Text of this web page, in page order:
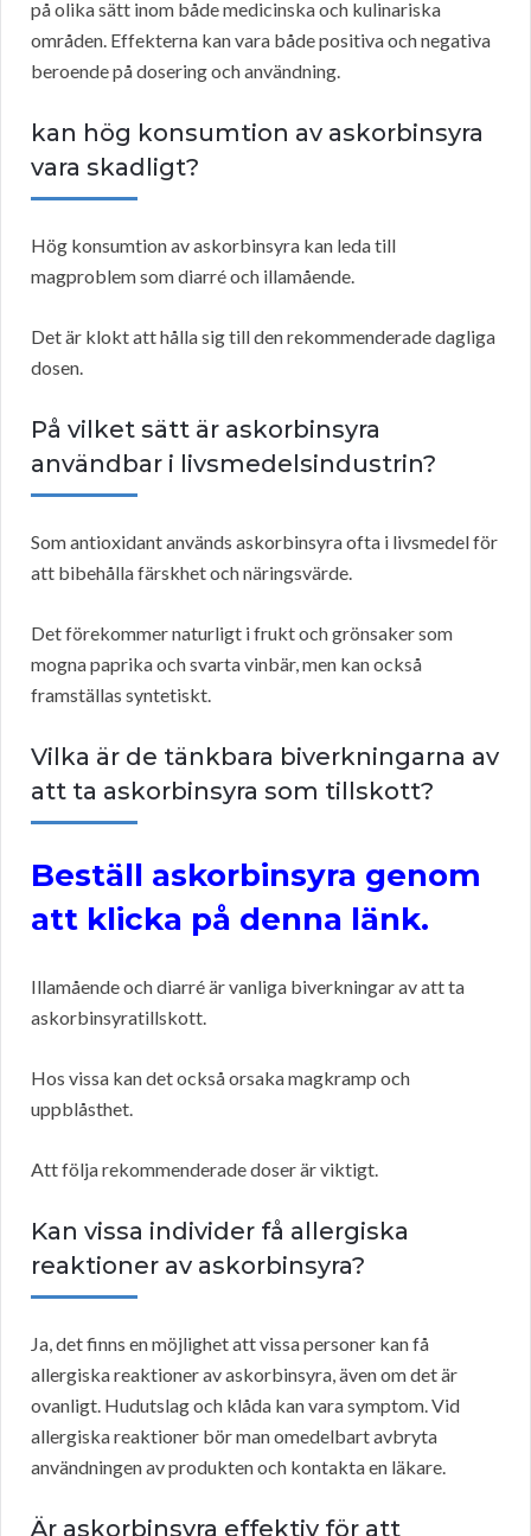
på olika sätt inom både medicinska och kulinariska
områden. Effekterna kan vara både positiva och negativa
beroende på dosering och användning.
kan hög konsumtion av askorbinsyra
vara skadligt?
Hög konsumtion av askorbinsyra kan leda till
magproblem som diarré och illamående.
Det är klokt att hålla sig till den rekommenderade dagliga
dosen.
På vilket sätt är askorbinsyra
användbar i livsmedelsindustrin?
Som antioxidant används askorbinsyra ofta i livsmedel för
att bibehålla färskhet och näringsvärde.
Det förekommer naturligt i frukt och grönsaker som
mogna paprika och svarta vinbär, men kan också
framställas syntetiskt.
Vilka är de tänkbara biverkningarna av
att ta askorbinsyra som tillskott?
Beställ askorbinsyra genom
att klicka på denna länk.
Illamående och diarré är vanliga biverkningar av att ta
askorbinsyratillskott.
Hos vissa kan det också orsaka magkramp och
uppblåsthet.
Att följa rekommenderade doser är viktigt.
Kan vissa individer få allergiska
reaktioner av askorbinsyra?
Ja, det finns en möjlighet att vissa personer kan få
allergiska reaktioner av askorbinsyra, även om det är
ovanligt. Hudutslag och klåda kan vara symptom. Vid
allergiska reaktioner bör man omedelbart avbryta
användningen av produkten och kontakta en läkare.
Är askorbinsyra effektiv för att